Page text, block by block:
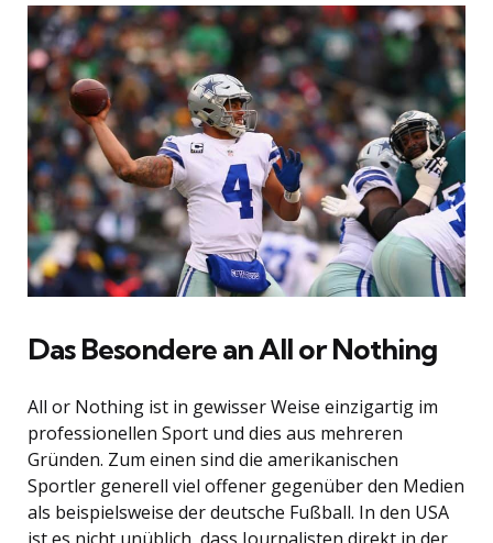
Das Besondere an All or Nothing
All or Nothing ist in gewisser Weise einzigartig im
professionellen Sport und dies aus mehreren
Gründen. Zum einen sind die amerikanischen
Sportler generell viel offener gegenüber den Medien
als beispielsweise der deutsche Fußball. In den USA